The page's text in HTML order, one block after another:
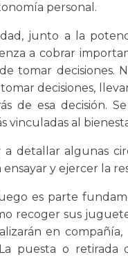
personal.
junto a la
a cobrar
tomar decisiones.
decisiones,
de esa decisión.
vinculadas al
a detallar algunas
y ejercer la
es parte
recoger sus
en
puesta o retirada